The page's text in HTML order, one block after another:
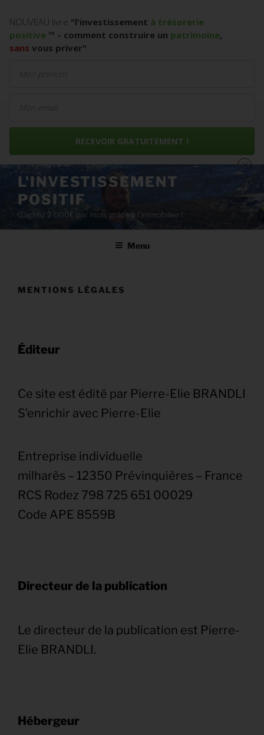
Aller
contenu
principal
L'INVESTISSEMENT
POSITIF
Gagnez 2 000€ par mois grâce à l’immobilier !
Menu
MENTIONS LÉGALES
Éditeur
Ce site est édité par Pierre-Elie BRANDLI
S’enrichir avec Pierre-Elie
Entreprise individuelle
milharès – 12350 Prévinquières – France
RCS Rodez 798 725 651 00029
Code APE 8559B
Directeur de la publication
Le directeur de la publication est Pierre-
Elie BRANDLI.
Hébergeur
NOUVEAU livre "l'investissement à trésorerie
positive ™ - comment construire un patrimoine,
sans vous priver"
RECEVOIR GRATUITEMENT !